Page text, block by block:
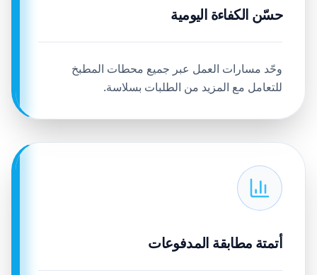
حسّن الكفاءة اليومية
وحّد مسارات العمل عبر جميع محطات المطبخ
للتعامل مع المزيد من الطلبات بسلاسة.
أتمتة مطابقة المدفوعات